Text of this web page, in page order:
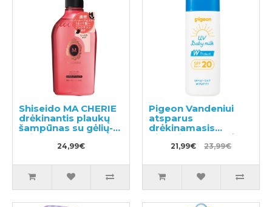
Shiseido MA CHERIE
drėkinantis plaukų
šampūnas su gėlių-
vaisių kvapu 450ml
24,99€
Pigeon Vandeniui
atsparus
drėkinamasis
pienelis nuo saulės
SPF20 45g
21,99€ 23,99€